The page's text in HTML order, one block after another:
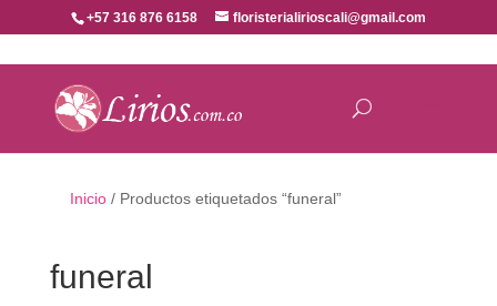
+57 316 876 6158 floristerialirioscali@gmail.com
Inicio/ Productos etiquetados “funeral”
funeral